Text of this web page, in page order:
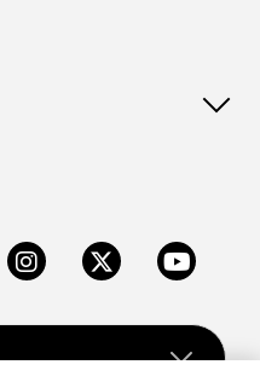
InstagramX Youtube